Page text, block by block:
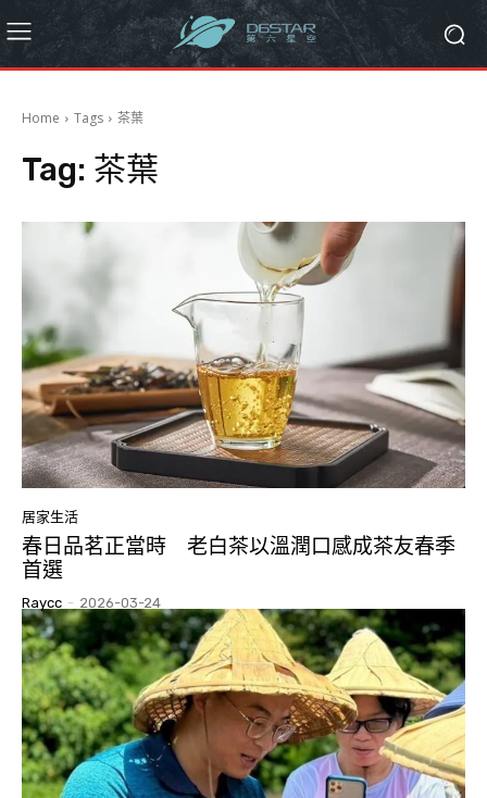
Home Tags 茶葉
Tag: 茶葉
居家生活
春日品茗正當時 老白茶以溫潤口感成茶友春季
首選
Raycc - 2026-03-24